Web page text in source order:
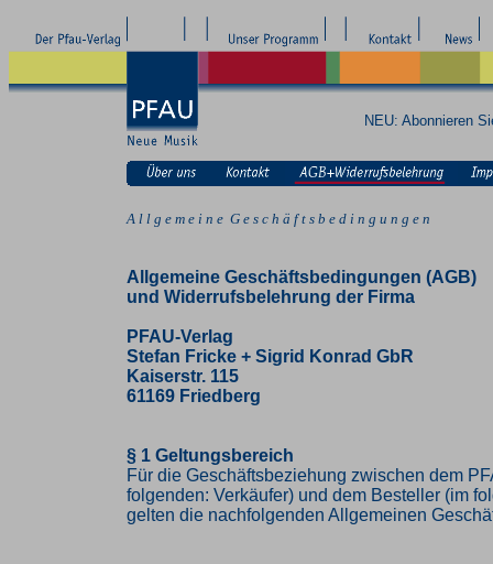
NEU: Abonnieren
A l l g e m e i n e G e s c h ä f t s b e d i n g u n g e n
Allgemeine Geschäftsbedingungen (AGB)
und Widerrufsbelehrung der Firma
PFAU-Verlag
Stefan Fricke + Sigrid Konrad GbR
Kaiserstr. 115
61169 Friedberg
§ 1 Geltungsbereich
Für die Geschäftsbeziehung zwischen dem
folgenden: Verkäufer) und dem Besteller (im
gelten die nachfolgenden Allgemeinen